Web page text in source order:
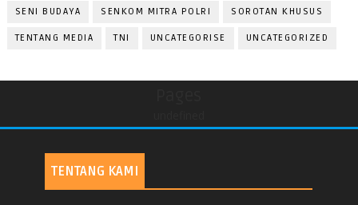
SENI BUDAYA SENKOM MITRA POLRI SOROTAN KHUSUS
TENTANG MEDIA TNI UNCATEGORISE UNCATEGORIZED
TENTANG KAMI